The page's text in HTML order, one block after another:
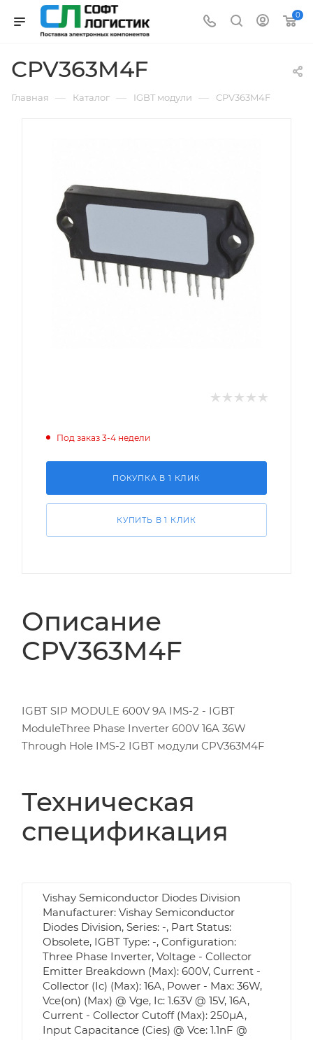
0
CPV363M4F
Главная — Каталог — IGBT модули — CPV363M4F
Под заказ 3-4 недели
ПОКУПКА В 1 КЛИК
КУПИТЬ В 1 КЛИК
Описание
CPV363M4F
IGBT SIP MODULE 600V 9A IMS-2 - IGBT
ModuleThree Phase Inverter 600V 16A 36W
Through Hole IMS-2 IGBT модули CPV363M4F
Техническая
спецификация
Vishay Semiconductor Diodes Division
Manufacturer: Vishay Semiconductor
Diodes Division, Series: -, Part Status:
Obsolete, IGBT Type: -, Configuration:
Three Phase Inverter, Voltage - Collector
Emitter Breakdown (Max): 600V, Current -
Collector (Ic) (Max): 16A, Power - Max: 36W,
Vce(on) (Max) @ Vge, Ic: 1.63V @ 15V, 16A,
Current - Collector Cutoff (Max): 250µA,
Input Capacitance (Cies) @ Vce: 1.1nF @